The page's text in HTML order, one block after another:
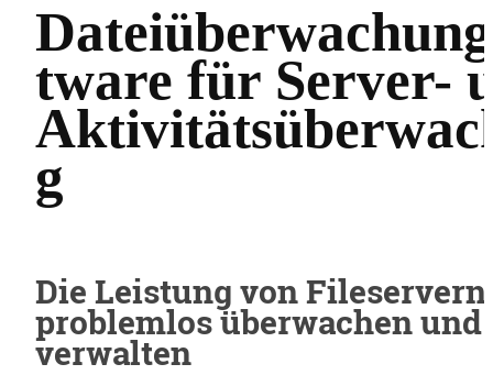
tware für Server-
g
Die Leistung von Fileservern
problemlos überwachen und
verwalten